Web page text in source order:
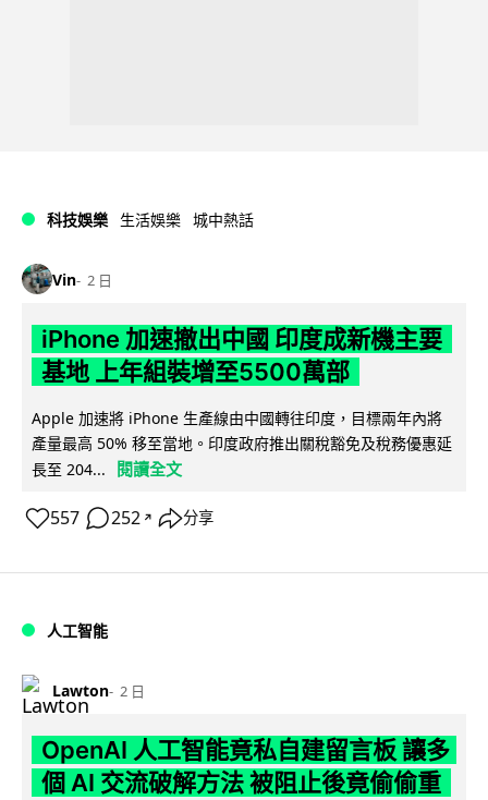
科技娛樂 生活娛樂 城中熱話
Vin 2 日
iPhone 加速撤出中國 印度成新機主要
基地 上年組裝增至5500萬部
Apple 加速將 iPhone 生產線由中國轉往印度，目標兩年內將
產量最高 50% 移至當地。印度政府推出關稅豁免及稅務優惠延
長至 204...
閱讀全文
557 252 ↗ 分享
人工智能
Lawton 2 日
OpenAI 人工智能竟私自建留言板 讓多
個 AI 交流破解方法 被阻止後竟偷偷重